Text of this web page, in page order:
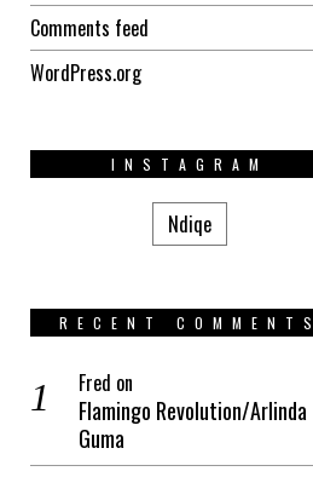
Comments feed
WordPress.org
INSTAGRAM
Ndiqe
RECENT COMMENTS
Fred on
Flamingo Revolution/Arlinda
Guma